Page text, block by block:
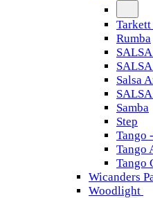
Tarkett
Rumba
Salsa
Samba
Step
Tango
Tango
Tango
Wicanders
Woodlight